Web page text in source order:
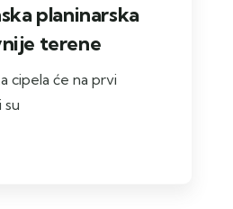
planinarska
terene
cipela će na prvi
su